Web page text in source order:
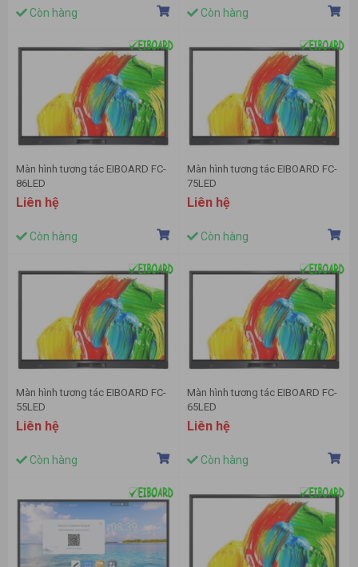
Còn hàng Còn hàng
Màn hình tương tác EIBOARD FC-
86LED
Liên hệ
Còn hàng
Màn hình tương tác EIBOARD FC-
75LED
Liên hệ
Còn hàng
Màn hình tương tác EIBOARD FC-
55LED
Liên hệ
Còn hàng
Màn hình tương tác EIBOARD FC-
65LED
Liên hệ
Còn hàng